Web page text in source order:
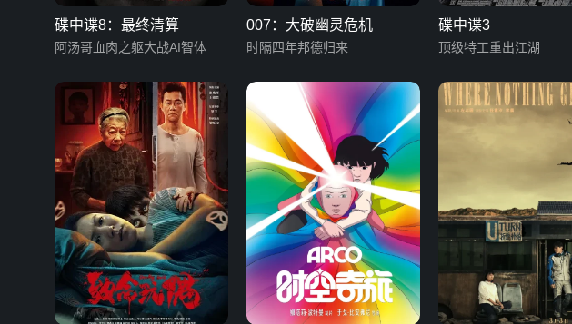
碟中谍8：最终清算
阿汤哥血肉之躯大战AI智体
007：大破幽灵危机
时隔四年邦德归来
碟中谍3
顶级特工重出江湖